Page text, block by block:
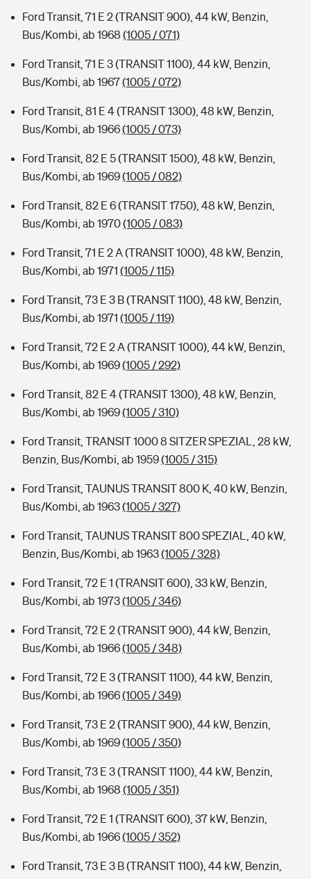
Ford Transit, 71 E 2 (TRANSIT 900), 44 kW, Benzin,
Bus/Kombi, ab 1968 (1005 / 071)
Ford Transit, 71 E 3 (TRANSIT 1100), 44 kW, Benzin,
Bus/Kombi, ab 1967(1005 / 072)
Ford Transit, 81 E 4 (TRANSIT 1300), 48 kW, Benzin,
Bus/Kombi, ab 1966(1005 / 073)
Ford Transit, 82 E 5 (TRANSIT 1500), 48 kW, Benzin,
Bus/Kombi, ab 1969(1005 / 082)
Ford Transit, 82 E 6 (TRANSIT 1750), 48 kW, Benzin,
Bus/Kombi, ab 1970(1005 / 083)
Ford Transit, 71 E 2 A (TRANSIT 1000), 48 kW, Benzin,
Bus/Kombi, ab 1971 (1005 / 115)
Ford Transit, 73 E 3 B (TRANSIT 1100), 48 kW, Benzin,
Bus/Kombi, ab 1971 (1005 / 119)
Ford Transit, 72 E 2 A (TRANSIT 1000), 44 kW, Benzin,
Bus/Kombi, ab 1969(1005 / 292)
Ford Transit, 82 E 4 (TRANSIT 1300), 48 kW, Benzin,
Bus/Kombi, ab 1969(1005 / 310)
Ford Transit, TRANSIT 1000 8 SITZER SPEZIAL, 28 kW,
Benzin, Bus/Kombi, ab 1959(1005 / 315)
Ford Transit, TAUNUS TRANSIT 800 K, 40 kW, Benzin,
Bus/Kombi, ab 1963(1005 / 327)
Ford Transit, TAUNUS TRANSIT 800 SPEZIAL, 40 kW,
Benzin, Bus/Kombi, ab 1963(1005 / 328)
Ford Transit, 72 E 1 (TRANSIT 600), 33 kW, Benzin,
Bus/Kombi, ab 1973(1005 / 346)
Ford Transit, 72 E 2 (TRANSIT 900), 44 kW, Benzin,
Bus/Kombi, ab 1966(1005 / 348)
Ford Transit, 72 E 3 (TRANSIT 1100), 44 kW, Benzin,
Bus/Kombi, ab 1966(1005 / 349)
Ford Transit, 73 E 2 (TRANSIT 900), 44 kW, Benzin,
Bus/Kombi, ab 1969(1005 / 350)
Ford Transit, 73 E 3 (TRANSIT 1100), 44 kW, Benzin,
Bus/Kombi, ab 1968 (1005 / 351)
Ford Transit, 72 E 1 (TRANSIT 600), 37 kW, Benzin,
Bus/Kombi, ab 1966(1005 / 352)
Ford Transit, 73 E 3 B (TRANSIT 1100), 44 kW, Benzin,